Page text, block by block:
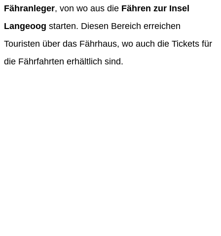
Fähranleger, von wo aus die Fähren zur Insel
Langeoog starten. Diesen Bereich erreichen
Touristen über das Fährhaus, wo auch die Tickets für
die Fährfahrten erhältlich sind.